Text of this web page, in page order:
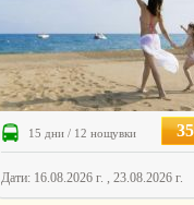
15 дни / 12 нощувки
Дати: 16.08.2026 г. , 23.08.2026 г.